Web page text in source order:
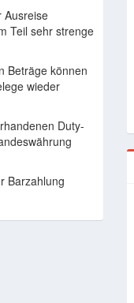
Ausreise
Teil sehr strenge
Beträge können
wieder
Duty-
Barzahlung